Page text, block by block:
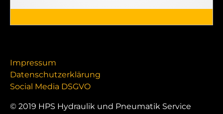
Impressum
Datenschutzerklärung
Social Media DSGVO
© 2019 HPS Hydraulik und Pneumatik Service